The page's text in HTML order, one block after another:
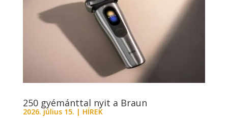
250 gyémánttal nyit a Braun
2026. július 15. | HÍREK